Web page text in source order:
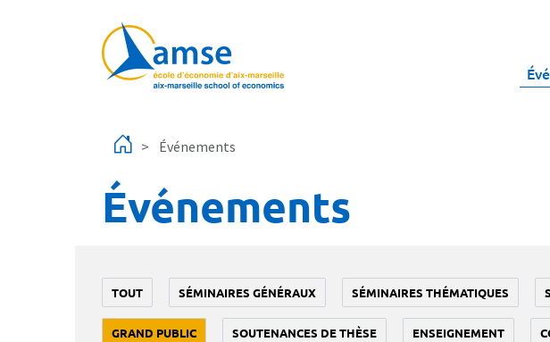
Événements
Événements
TOUT SÉMINAIRES GÉNÉRAUX SÉMINAIRES THÉMATIQUES
GRAND PUBLIC SOUTENANCES DE THÈSE ENSEIGNEMENT